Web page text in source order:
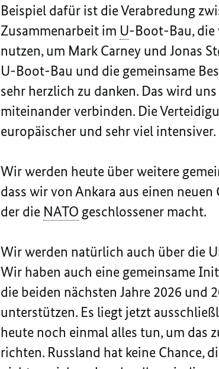
Beispiel dafür ist die Verabredung
Zusammenarbeit im U-Boot-Bau, die
nutzen, um Mark Carney und Jonas
U-Boot-Bau und die gemeinsame
sehr herzlich zu danken. Das wird
miteinander verbinden. Die
europäischer und sehr viel intensiver.
Wir werden heute über weitere
dass wir von Ankara aus einen neuen
der die NATO geschlossener macht.
Wir werden natürlich auch über die
Wir haben auch eine gemeinsame
die beiden nächsten Jahre 2026 und
unterstützen. Es liegt jetzt
heute noch einmal alles tun, um das
richten. Russland hat keine Chance,